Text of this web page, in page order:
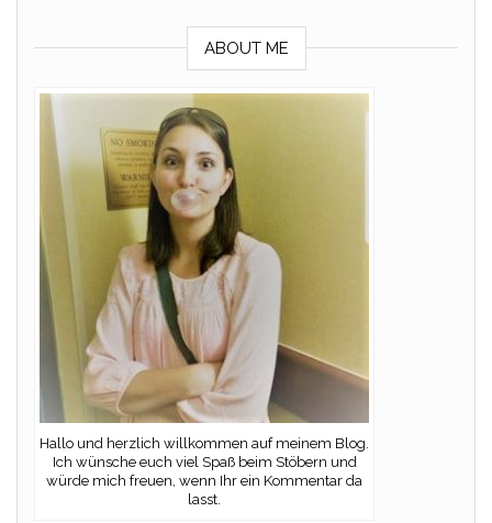
ABOUT ME
Hallo und herzlich willkommen auf meinem Blog.
Ich wünsche euch viel Spaß beim Stöbern und
würde mich freuen, wenn Ihr ein Kommentar da
lasst.